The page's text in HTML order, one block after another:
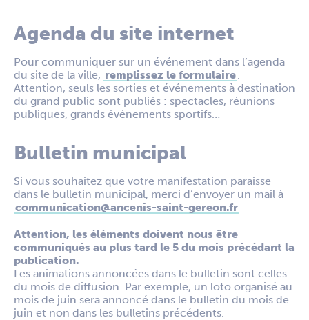
Agenda du site internet
Pour communiquer sur un événement dans l’agenda
du site de la ville, remplissez le formulaire.
Attention, seuls les sorties et événements à destination
du grand public sont publiés : spectacles, réunions
publiques, grands événements sportifs…
Bulletin municipal
Si vous souhaitez que votre manifestation paraisse
dans le bulletin municipal, merci d’envoyer un mail à
communication@ancenis-saint-gereon.fr
Attention, les éléments doivent nous être
communiqués au plus tard le 5 du mois précédant la
publication.
Les animations annoncées dans le bulletin sont celles
du mois de diffusion. Par exemple, un loto organisé au
mois de juin sera annoncé dans le bulletin du mois de
juin et non dans les bulletins précédents.